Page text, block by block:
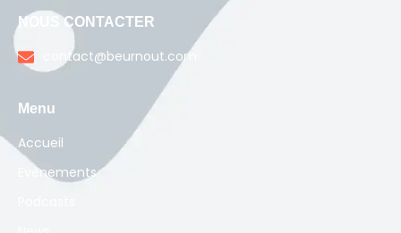
NOUS CONTACTER
contact@beurnout.com
Menu
Accueil
Evènements